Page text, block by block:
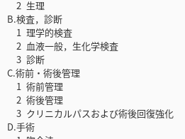
2 生理
B.検査，診断
1 理学的検査
2 血液一般，生化学検査
3 診断
C.術前・術後管理
1 術前管理
2 術後管理
3 クリニカルパスおよび術後回復強化
D.手術